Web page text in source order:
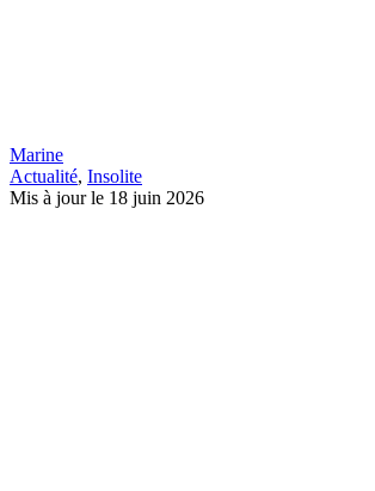
Marine
Actualité, Insolite
Mis à jour le 18 juin 2026